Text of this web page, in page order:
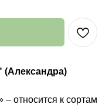
(Александра)
относится к сортам